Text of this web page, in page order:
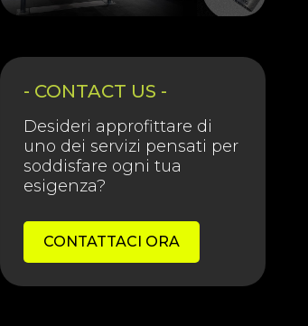
- CONTACT US -
Desideri approfittare di
uno dei servizi pensati per
soddisfare ogni tua
esigenza?
CONTATTACI ORA